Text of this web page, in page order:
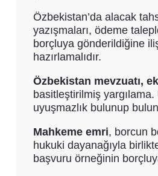
Özbekistan’da alacak
yazışmaları, ödeme
borçluya gönderildiğine
hazırlamalıdır.
Özbekistan mevzuatı,
basitleştirilmiş
uyuşmazlık bulunup
Mahkeme emri, borcun
hukuki dayanağıyla
başvuru örneğinin